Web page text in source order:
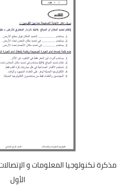
مذكرة تكنولوجيا المعلومات و
الأول